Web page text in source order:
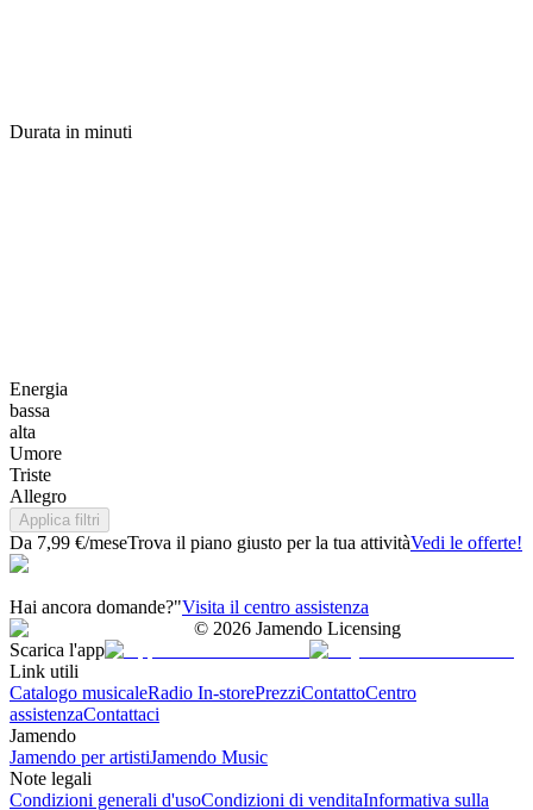
Durata in minuti
Energia
bassa
alta
Umore
Triste
Allegro
Applica filtri
Da 7,99 €/meseTrova il piano giusto per la tua attivitàVedi le offerte!
Hai ancora domande?"Visita il centro assistenza
© 2026 Jamendo Licensing
Scarica l'app
Link utili
Catalogo musicaleRadio In-storePrezziContattoCentro
assistenzaContattaci
Jamendo
Jamendo per artistiJamendo Music
Note legali
Condizioni generali d'usoCondizioni di venditaInformativa sulla